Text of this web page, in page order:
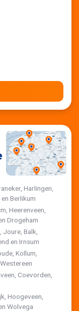
Harlingen,
Berlikum
Heerenveen,
Drogeham
Balk,
en Irnsum
Kollum,
Coevorden,
Hoogeveen,
Wolvega